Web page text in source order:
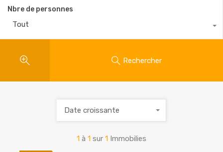
Nbre de personnes
Tout
Rechercher
1 à 1 sur 1 Immobilies
Date croissante